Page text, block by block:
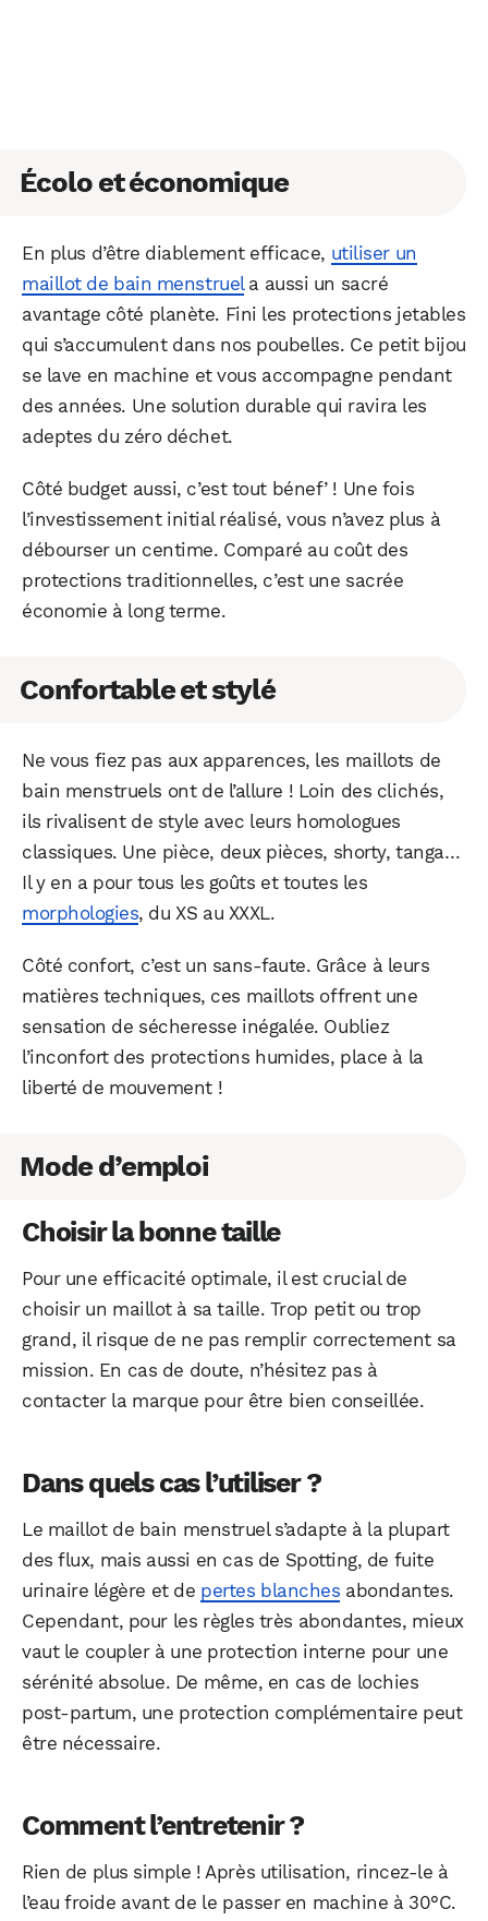
Écolo et économique
En plus d’être diablement efficace, utiliser un
maillot de bain menstruela aussi un sacré
avantage côté planète. Fini les protections jetables
qui s’accumulent dans nos poubelles. Ce petit bijou
se lave en machine et vous accompagne pendant
des années. Une solution durable qui ravira les
adeptes du zéro déchet.
Côté budget aussi, c’est tout bénef’ ! Une fois
l’investissement initial réalisé, vous n’avez plus à
débourser un centime. Comparé au coût des
protections traditionnelles, c’est une sacrée
économie à long terme.
Confortable et stylé
Ne vous fiez pas aux apparences, les maillots de
bain menstruels ont de l’allure ! Loin des clichés,
ils rivalisent de style avec leurs homologues
classiques. Une pièce, deux pièces, shorty, tanga…
Il y en a pour tous les goûts et toutes les
morphologies, du XS au XXXL.
Côté confort, c’est un sans-faute. Grâce à leurs
matières techniques, ces maillots offrent une
sensation de sécheresse inégalée. Oubliez
l’inconfort des protections humides, place à la
liberté de mouvement !
Mode d’emploi
Choisir la bonne taille
Pour une efficacité optimale, il est crucial de
choisir un maillot à sa taille. Trop petit ou trop
grand, il risque de ne pas remplir correctement sa
mission. En cas de doute, n’hésitez pas à
contacter la marque pour être bien conseillée.
Dans quels cas l’utiliser ?
Le maillot de bain menstruel s’adapte à la plupart
des flux, mais aussi en cas de Spotting, de fuite
urinaire légère et de pertes blanches abondantes.
Cependant, pour les règles très abondantes, mieux
vaut le coupler à une protection interne pour une
sérénité absolue. De même, en cas de lochies
post-partum, une protection complémentaire peut
être nécessaire.
Comment l’entretenir ?
Rien de plus simple ! Après utilisation, rincez-le à
l’eau froide avant de le passer en machine à 30°C.
WhatsApp
Facebook X LinkedIn